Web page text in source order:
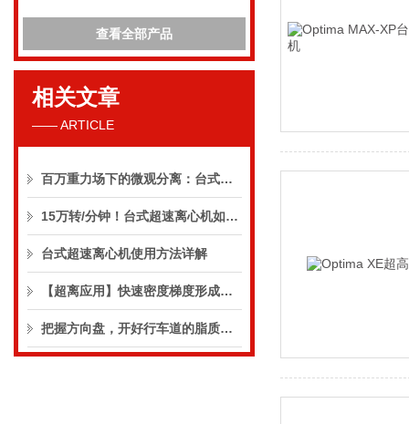
查看全部产品
相关文章
—— ARTICLE
百万重力场下的微观分离：台式超速离心机如何重塑生命科学边界
15万转/分钟！台式超速离心机如何重塑科研与工业分离标准？
台式超速离心机使用方法详解
【超离应用】快速密度梯度形成技术，优化病毒载体纯化流程
把握方向盘，开好行车道的脂质体药物